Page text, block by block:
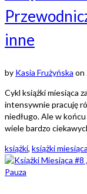
inne
by Kasia Frużyńska on
Cykl książki miesiąca
intensywnie pracuję
niedługo. Ale w
wiele bardzo
książki, książki miesiąca